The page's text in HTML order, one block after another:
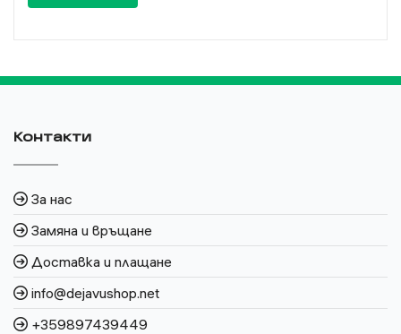
Контакти
За нас
Замяна и връщане
Доставка и плащане
info@dejavushop.net
+359897439449